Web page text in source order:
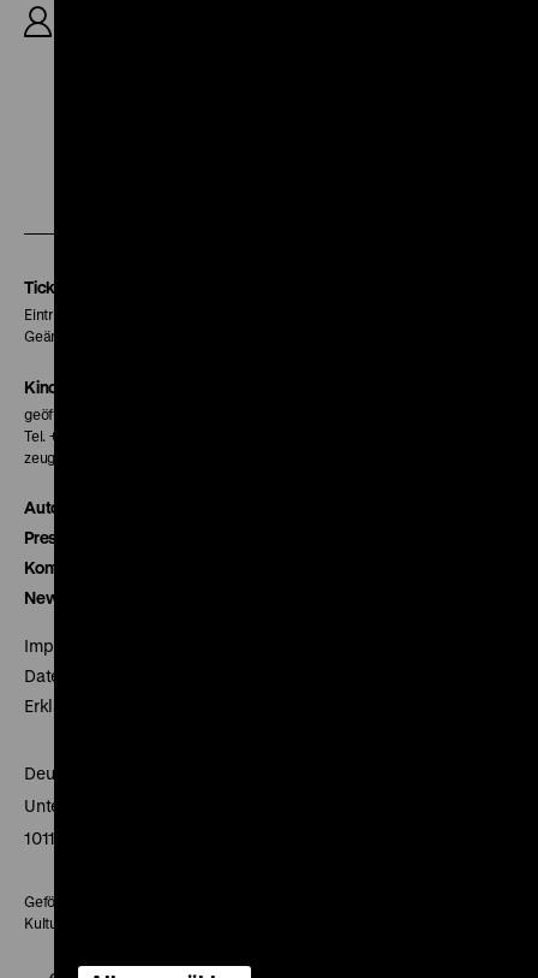
Tickets
Eintritt 5 €
Geänderte Preise sind im Programm vermerkt.
Kinokasse
geöffnet 30 Minuten vor Beginn der ersten Vorstellung
Tel. + 49 30 20304-770
zeughauskino@dhm.de
Autor*innen
Presse
Kontakt
Newsletter
Impressum
Datenschutz
Erklärung digitale Barrierefreiheit
Deutsches Historisches Museum
Unter den Linden 2
10117 Berlin
Gefördert mit Mitteln des Beauftragten der Bundesregierung für
Kultur und Medien